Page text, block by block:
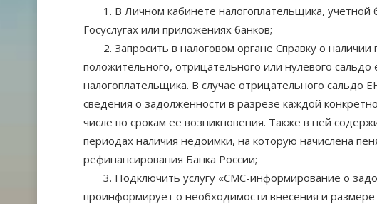
1. В Личном кабинете налогоплательщика, учетной
Госуслугах или приложениях банков;
2. Запросить в налоговом органе Справку о наличии
положительного, отрицательного или нулевого сальдо
налогоплательщика. В случае отрицательного сальдо
сведения о задолженности в разрезе каждой
числе по срокам ее возникновения. Также в ней
периодах наличия недоимки, на которую начислена
рефинансирования Банка России;
3. Подключить услугу «СМС-информирование о
проинформирует о необходимости внесения и